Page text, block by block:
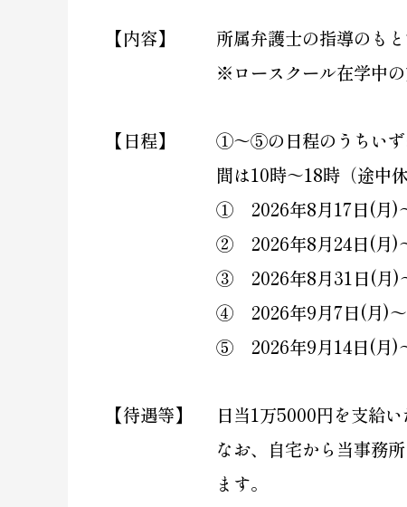
【内容】
所属弁護士の指導のも
※ロースクール在学中の
【日程】 ①～⑤の日程のうちいず
間は10時～18時（途中
① 2026年8月17日(月)
② 2026年8月24日(月)
③ 2026年8月31日(月)
④ 2026年9月7日(月)～
⑤ 2026年9月14日(月)
【待遇等】 日当1万5000円を支給い
なお、自宅から当事務
ます。